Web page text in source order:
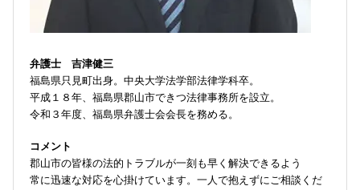
弁護士 吉津健三
福島県只見町出身。中央大学法学部法律学科卒。
平成１８年、福島県郡山市できつ法律事務所を設立。
令和３年度、福島県弁護士会会長を務める。
コメント
郡山市の皆様の法的トラブルが一刻も早く解決できるよう
常に迅速な対応を心掛けています。一人で抱えずにご相談くだ